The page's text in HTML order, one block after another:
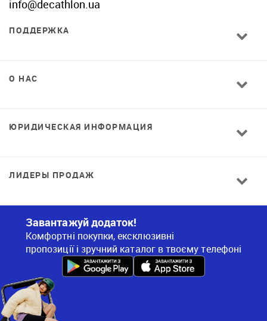
info@decathlon.ua
ПОДДЕРЖКА
О НАС
ЮРИДИЧЕСКАЯ ИНФОРМАЦИЯ
ЛИДЕРЫ ПРОДАЖ
Завантажуй додаток!
Комфортні покупки, ексклюзивні
пропозиції і зручний каталог в твоєму телефоні